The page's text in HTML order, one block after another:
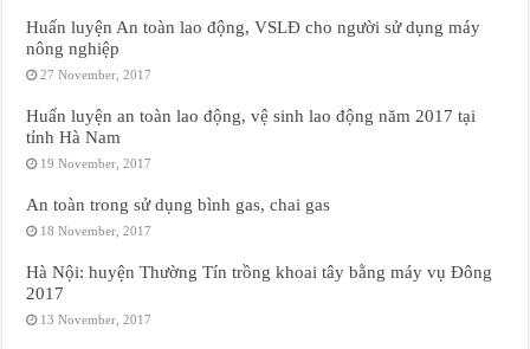
Huấn luyện An toàn lao động, VSLĐ cho người sử dụng máy
nông nghiệp
27 November, 2017
Huấn luyện an toàn lao động, vệ sinh lao động năm 2017 tại
tỉnh Hà Nam
19 November, 2017
An toàn trong sử dụng bình gas, chai gas
18 November, 2017
Hà Nội: huyện Thường Tín trồng khoai tây bằng máy vụ Đông
2017
13 November, 2017